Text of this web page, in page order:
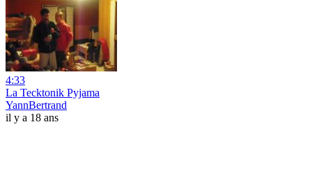
4:33
La Tecktonik Pyjama
YannBertrand
il y a 18 ans